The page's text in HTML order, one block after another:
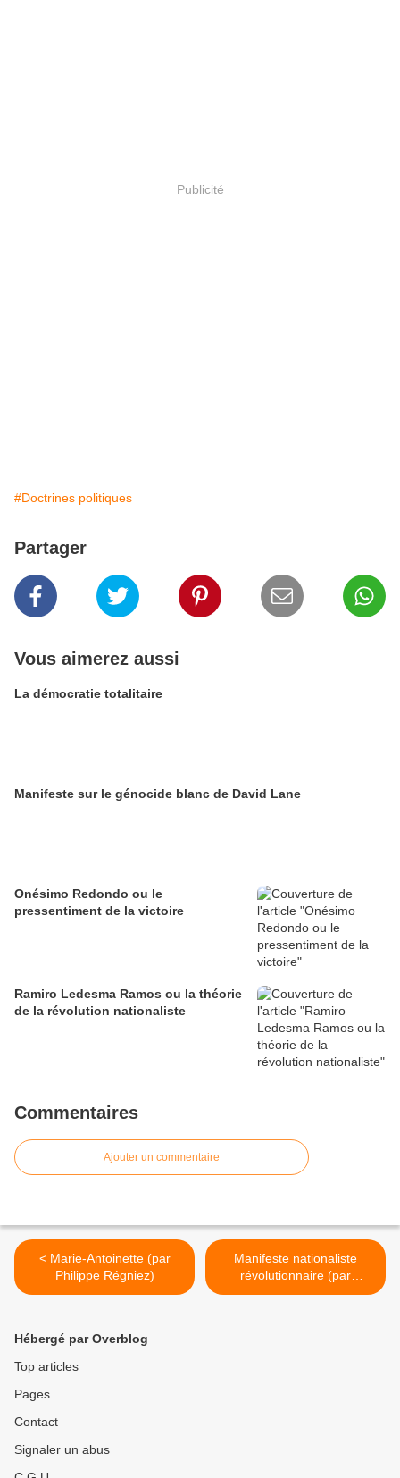
Publicité
#Doctrines politiques
Partager
Vous aimerez aussi
La démocratie totalitaire
Manifeste sur le génocide blanc de David Lane
Onésimo Redondo ou le
pressentiment de la victoire
Ramiro Ledesma Ramos ou la théorie
de la révolution nationaliste
Commentaires
Ajouter un commentaire
< Marie-Antoinette (par
Philippe Régniez)
Manifeste nationaliste
révolutionnaire (par
François Duprat) (I/II) >
Hébergé par Overblog
Top articles
Pages
Contact
Signaler un abus